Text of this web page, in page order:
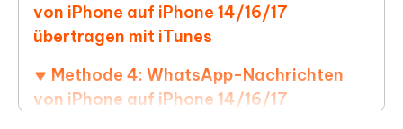
von iPhone auf iPhone 14/16/17
übertragen mit iTunes
Methode 4: WhatsApp-Nachrichten
von iPhone auf iPhone 14/16/17